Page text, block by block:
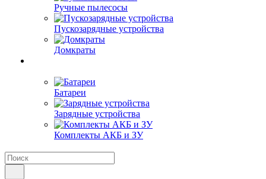
Ручные пылесосы
Пускозарядные устройства
Домкраты
Батареи
Зарядные устройства
Комплекты АКБ и ЗУ